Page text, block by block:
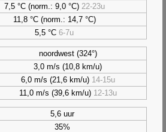
7,5°C (norm.: 9,0 °C) 22-23u
11,8 °C (norm.: 14,7 °C)
5,5 °C6-7u
noordwest (324°)
3,0 m/s (10,8 km/u)
6,0 m/s (21,6 km/u) 14-15u
11,0 m/s (39,6 km/u) 12-13u
5,6 uur
35%